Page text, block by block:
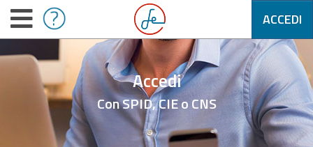
ACCEDI
Accedi
Con SPID, CIE o CNS